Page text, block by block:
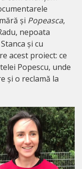
și Popeasca,
nepoata
și cu
acest proiect: ce
Popescu, unde
și o reclamă la